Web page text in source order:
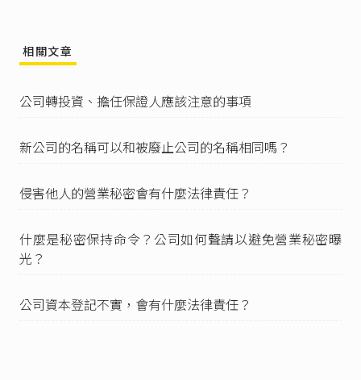
之削減。」
決：「又其他郵件部分，卷內亦無證據證明各該
具有經濟價值。」
決：「惟按，營業秘密法第2條所謂『合理之保密
意願，且客觀上有保密的積極作為，使人了解其
有將該資訊當成秘密加以保守之意思。」
方能維護其資訊之秘密性，惟並不要求須達『滴
相關文章
公司轉投資、擔任保證人應該注意的事項
新公司的名稱可以和被廢止公司的名稱相同嗎？
侵害他人的營業秘密會有什麼法律責任？
什麼是秘密保持命令？公司如何聲請以避免營業秘密曝
光？
公司資本登記不實，會有什麼法律責任？